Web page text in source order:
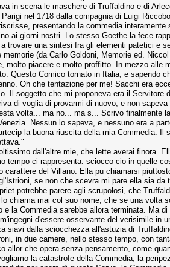
in scena le maschere di Truffaldino e di
nel 1718 dalla compagnia di Luigi
presentando la commedia
ai giorni nostri. Lo stesso Goethe la fece
trovare una sintesi fra gli elementi patetici e
(da Carlo Goldoni, Memorie ed.
piacere e molto proffitto. In mezzo alle
Questo Comico tornato in Italia, e sapendo
Oh che tentazione per me! Sacchi era
soggetto che mi proponeva era il Servitore
di voglia di provarmi di nuovo, e non
volta... ma no... ma s... Scrivo finalmente
Nessun lo sapeva, e nessuno era a
la buona riuscita della mia Commedia. Il
dall'altre mie, che lette averai finora.
tempo ci rappresenta: sciocco cio in quelle
del Villano. Ella pu chiamarsi
se non che scevra mi pare ella sia da
potrebbe parere agli scrupolosi, che
chiama mai col suo nome; che se una volta
la Commedia sarebbe allora terminata. Ma
d'essere osservante del verisimile in
dalla sciocchezza all'astuzia di
in due camere, nello stesso tempo, con
che opera senza pensamento, come
la catastrofe della Commedia, la